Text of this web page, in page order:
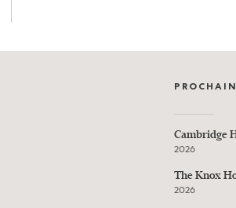
Cambridge
2026
The Knox
2026